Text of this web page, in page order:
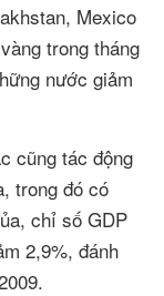
Mexico
trong tháng
nước giảm
cũng tác động
trong đó có
chỉ số GDP
2,9%, đánh